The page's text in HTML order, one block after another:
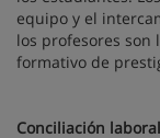
equipo y el
los profesores son
formativo de
Conciliación